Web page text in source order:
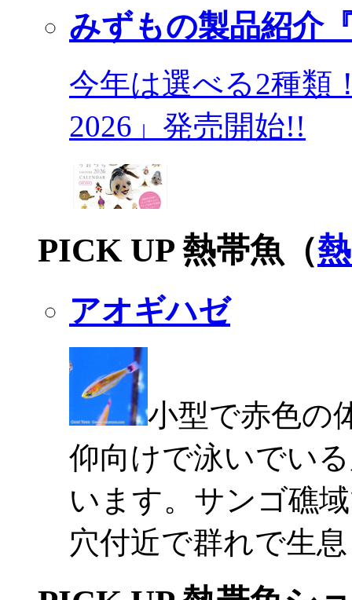
みずもの製品紹介
今年は選べる2種類
2026」発売開始!!
PICK UP 熱帯魚（
アオギハゼ
小型で赤色の
仰向けで泳いでい
います。サンゴ礁
穴付近で群れで生